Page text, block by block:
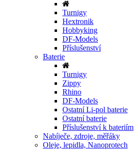
Turnigy
Hextronik
Hobbyking
DF-Models
Příslušenství
Baterie
Turnigy
Zippy
Rhino
DF-Models
Ostatní Li-pol baterie
Ostatní baterie
Příslušenství k bateriím
Nabíječe, zdroje, měřáky
Oleje, lepidla, Nanoprotech